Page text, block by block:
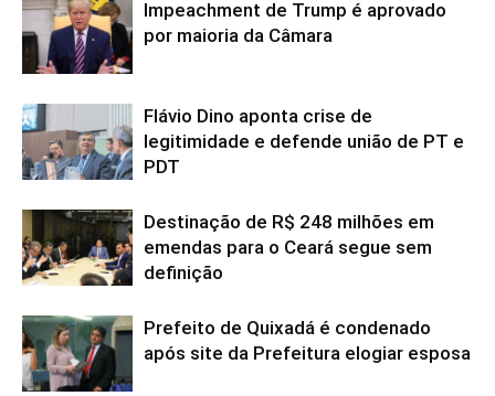
Impeachment de Trump é aprovado
por maioria da Câmara
Flávio Dino aponta crise de
legitimidade e defende união de PT e
PDT
Destinação de R$ 248 milhões em
emendas para o Ceará segue sem
definição
Prefeito de Quixadá é condenado
após site da Prefeitura elogiar esposa